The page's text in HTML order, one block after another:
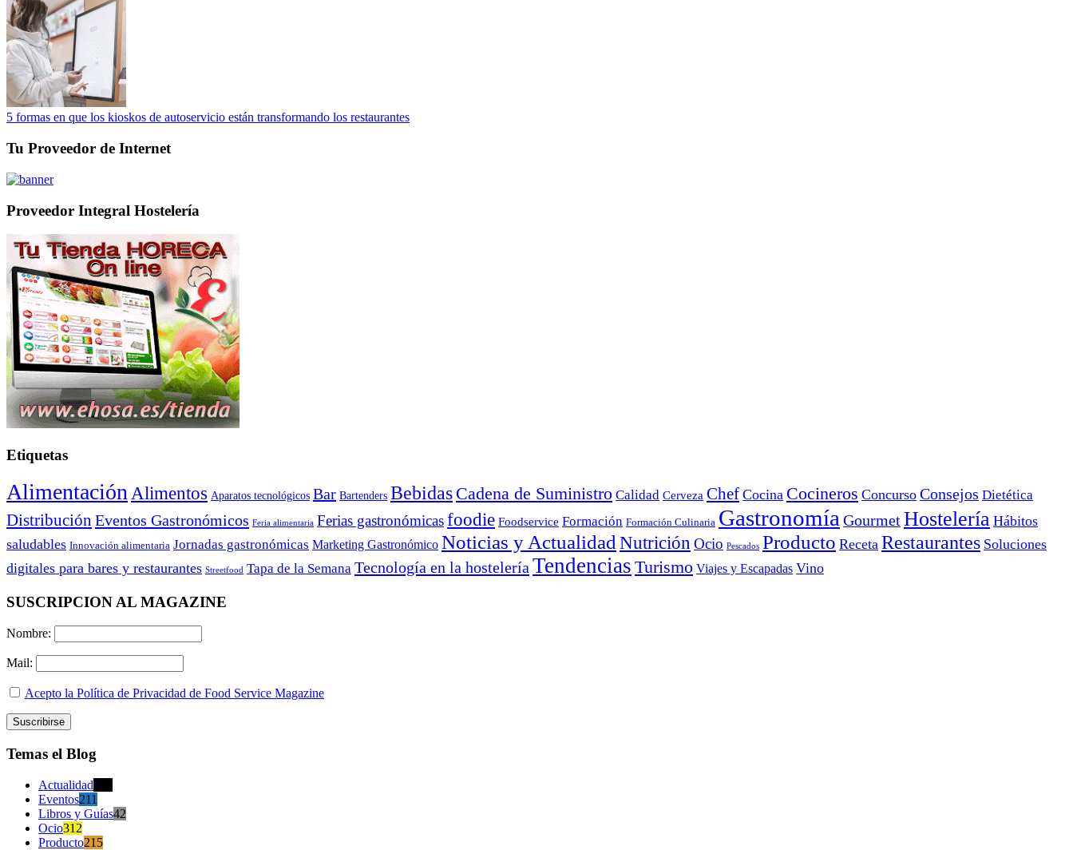
5 formas en que los kioskos de autoservicio están transformando los restaurantes
Tu Proveedor de Internet
Proveedor Integral Hostelería
Etiquetas
Alimentación Alimentos Aparatos tecnológicos Bar Bartenders Bebidas Cadena de Suministro Calidad Cerveza Chef Cocina Cocineros Concurso Consejos Dietética
Distribución Eventos Gastronómicos Feria alimentaria Ferias gastronómicasfoodie Foodservice Formación Formación Culinaria Gastronomía GourmetHostelería Hábitos
saludables Innovación alimentaria Jornadas gastronómicas Marketing Gastronómico Noticias y Actualidad Nutrición Ocio Pescados Producto Receta Restaurantes Soluciones
digitales para bares y restaurantes Streetfood Tapa de la Semana Tecnología en la hostelería Tendencias Turismo Viajes y Escapadas Vino
SUSCRIPCION AL MAGAZINE
Nombre:
Mail:
Acepto la Política de Privacidad de Food Service Magazine
Temas el Blog
Actualidad
Eventos211
Libros y Guías42
Ocio312
Producto215